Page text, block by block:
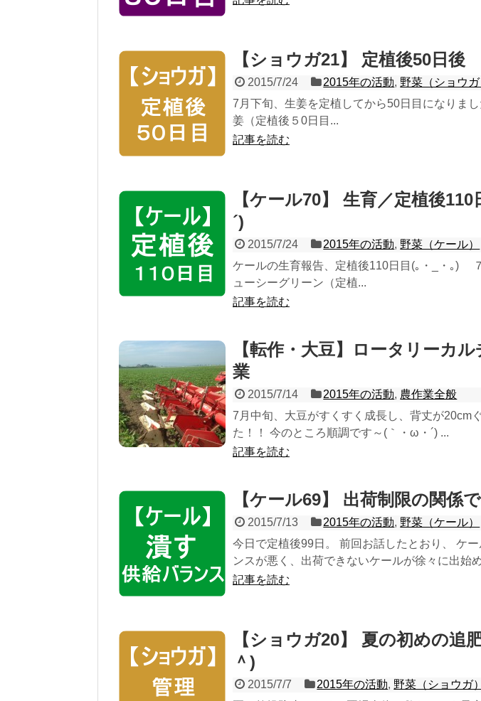
【ショウガ21】 定植後50日
2015/7/24 2015年の活動, 野菜（ショウガ
7月下旬、生姜を定植してから50日目になりま
姜（定植後５0日目...
記事を読む
【ケール70】 生育／定植後110
´)ゞ
2015/7/24 2015年の活動, 野菜（ケール）
ケールの生育報告、定植後110日目(｡・_・｡)ゞ
ューシーグリーン（定植...
記事を読む
【転作・大豆】ロータリーカ
業
2015/7/14 2015年の活動, 農作業全般
7月中旬、大豆がすくすく成長し、背丈が20cm
た！！ 今のところ順調です～(｀・ω・´) ...
記事を読む
【ケール69】 出荷制限の関係
2015/7/13 2015年の活動, 野菜（ケール）
今日で定植後99日。 前回お話したとおり、 ケ
ンスが悪く、出荷できないケールが徐々に出始
記事を読む
【ショウガ20】 夏の初めの追
＾)
2015/7/7 2015年の活動, 野菜（ショウガ）